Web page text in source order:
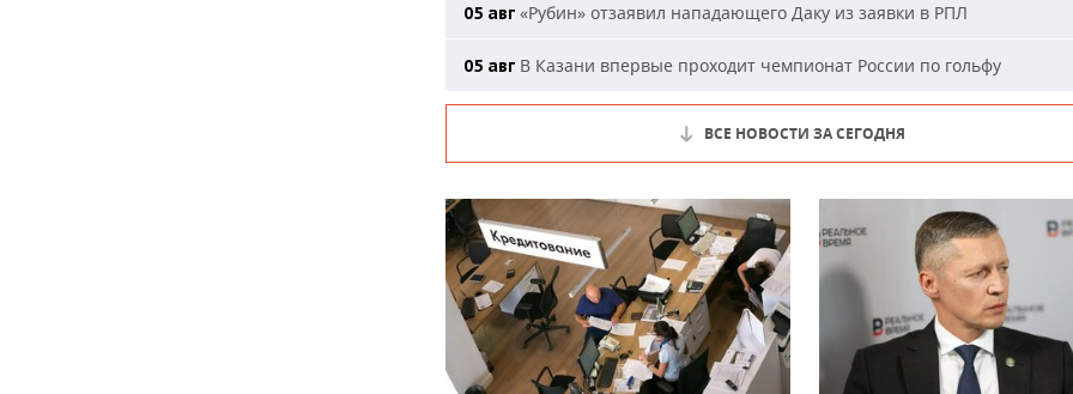
05 авг «Рубин» отзаявил нападающего Даку из заявки в РПЛ
05 авг В Казани впервые проходит чемпионат России по гольфу
ВСЕ НОВОСТИ ЗА СЕГОДНЯ